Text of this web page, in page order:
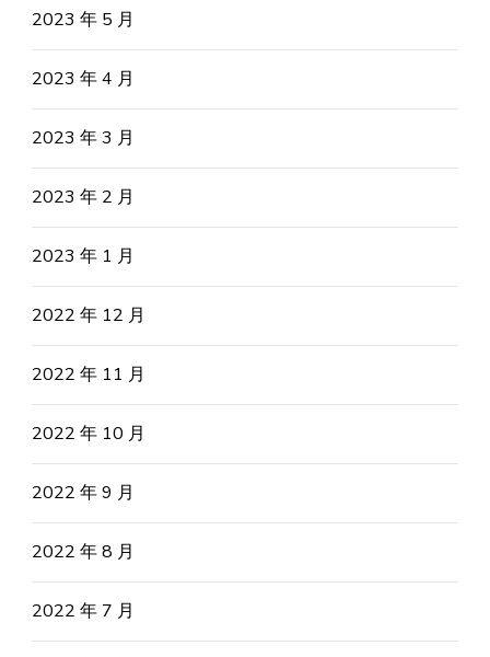
2023 年 5 月
2023 年 4 月
2023 年 3 月
2023 年 2 月
2023 年 1 月
2022 年 12 月
2022 年 11 月
2022 年 10 月
2022 年 9 月
2022 年 8 月
2022 年 7 月